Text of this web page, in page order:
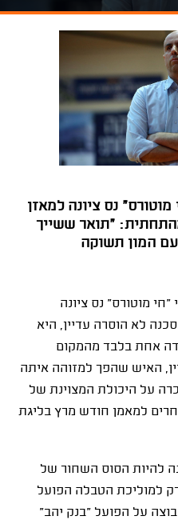
נס ציונה למאזן
מהתחתית: "תואר ששייך
המון תשוקה
מוטורס" נס ציונה
לא הוסרה עדיין, היא
אחת בלבד מהמקום
האיש שהפך למזוהה איתה
על היכולת המצוינת של
למאמן חודש מרץ בליגת
להיות הסוס השחור של
למוליכת הטבלה הפועל
על הפועל "בנק יהב"